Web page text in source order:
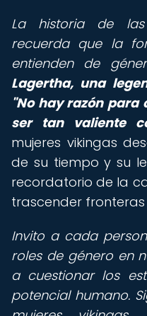
La historia de
recuerda que la
entienden de
Lagertha, una
"No hay razón para
ser tan valiente
mujeres vikingas
de su tiempo y su
recordatorio de la
trascender fronteras
Invito a cada
roles de género en
a cuestionar los
potencial humano.